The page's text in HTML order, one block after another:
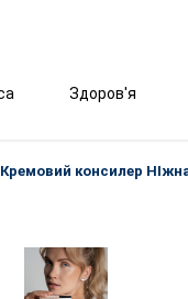
Здоров'я
Кремовий консилер